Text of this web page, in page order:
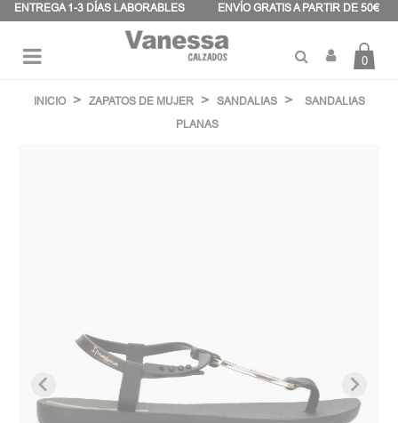
ENTREGA 1-3 DÍAS LABORABLES ENVÍO GRATIS A PARTIR DE 50€
de
palanca
0
INICIO ZAPATOS DE MUJER SANDALIAS
SANDALIAS
PLANAS
Panel de gestión de cookies